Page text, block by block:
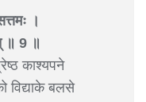
।
॥ 9 ॥
काश्यपने
विद्याके बलसे